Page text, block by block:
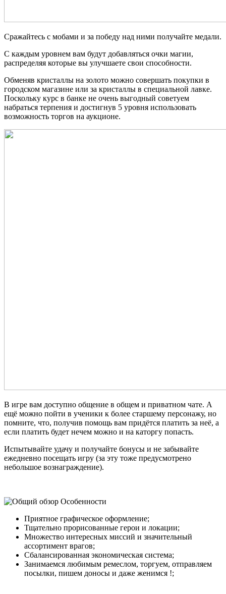
Сражайтесь с мобами и за победу над ними получайте медали.
С каждым уровнем вам будут добавляться очки магии,
распределяя которые вы улучшаете свои способности.
Обменяв кристаллы на золото можно совершать покупки в
городском магазине или за кристаллы в специальной лавке.
Поскольку курс в банке не очень выгодный советуем
набраться терпения и достигнув 5 уровня использовать
возможность торгов на аукционе.
В игре вам доступно общение в общем и приватном чате. А
ещё можно пойти в ученики к более старшему персонажу, но
помните, что, получив помощь вам придётся платить за неё, а
если платить будет нечем можно и на каторгу попасть.
Испытывайте удачу и получайте бонусы и не забывайте
ежедневно посещать игру (за эту тоже предусмотрено
небольшое вознаграждение).
Особенности
Приятное графическое оформление;
Тщательно прорисованные герои и локации;
Множество интересных миссий и значительный
ассортимент врагов;
Сбалансированная экономическая система;
Занимаемся любимым ремеслом, торгуем, отправляем
посылки, пишем доносы и даже женимся !;